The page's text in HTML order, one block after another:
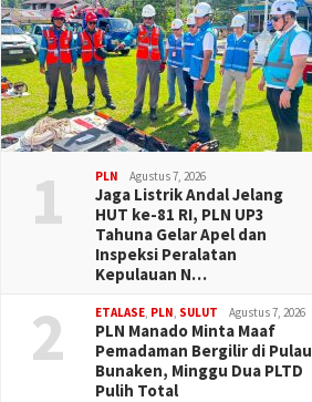
1 PLN Agustus 7, 2026
Jaga Listrik Andal Jelang
HUT ke-81 RI, PLN UP3
Tahuna Gelar Apel dan
Inspeksi Peralatan
Kepulauan N…
2 ETALASE PLN SULUT Agustus 7, 2026
PLN Manado Minta Maaf
Pemadaman Bergilir di Pulau
Bunaken, Minggu Dua PLTD
Pulih Total